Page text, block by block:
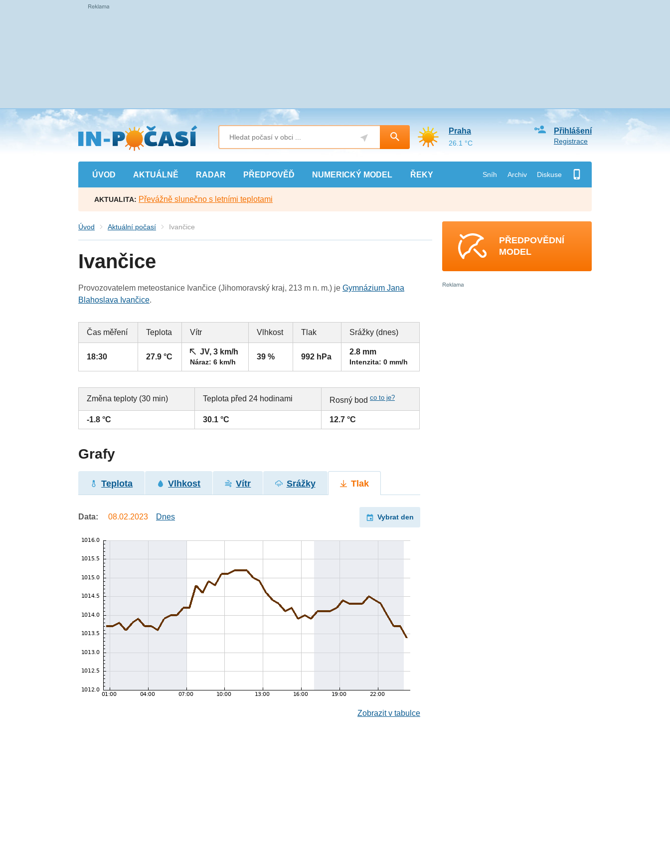
Přejít
na
hlavní
obsah
ÚVOD AKTUÁLNĚ RADAR PŘEDPOVĚĎ NUMERICKÝ MODEL ŘEKY Sníh Archiv Diskuse
Přihlášení
Registrace
Praha
26.1 °C
AKTUALITA: Převážně slunečno s letními teplotami
Úvod Aktuální počasí Ivančice
Ivančice
Provozovatelem meteostanice Ivančice (Jihomoravský kraj, 213 m n. m.) jeGymnázium Jana
Blahoslava Ivančice.
Čas měření Teplota Vítr Vlhkost Tlak Srážky (dnes)
18:30 27.9 °C
JV, 3 km/h
Náraz: 6 km/h
39 % 992 hPa
2.8 mm
Intenzita: 0 mm/h
Změna teploty (30 min) Teplota před 24 hodinami Rosný bodco to je?
-1.8 °C 30.1 °C 12.7 °C
Grafy
Teplota Vlhkost Vítr Srážky Tlak
Data: 08.02.2023 Dnes Vybrat den
Zobrazit v tabulce
PŘEDPOVĚDNÍ
MODEL